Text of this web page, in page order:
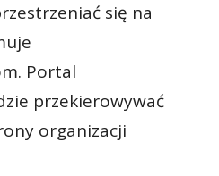
się na
Portal
przekierowywać
organizacji